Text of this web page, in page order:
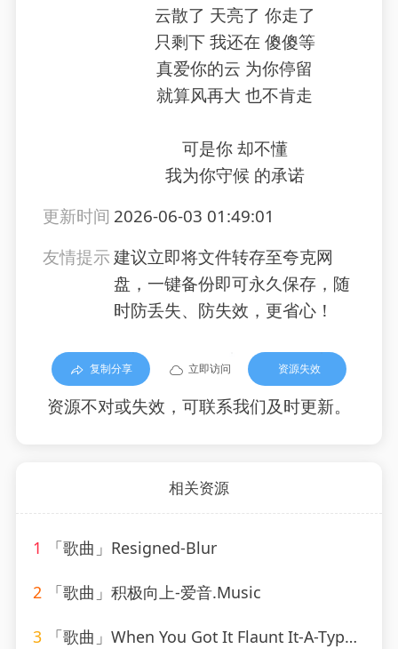
云散了 天亮了 你走了
只剩下 我还在 傻傻等
真爱你的云 为你停留
就算风再大 也不肯走
可是你 却不懂
我为你守候 的承诺
更新时间 2026-06-03 01:49:01
友情提示建议立即将文件转存至夸克网
盘，一键备份即可永久保存，随
时防丢失、防失效，更省心！
复制分享 立即访问 资源失效
资源不对或失效，可联系我们及时更新。
相关资源
1 「歌曲」Resigned-Blur
2 「歌曲」积极向上-爱音.Music
3 「歌曲」When You Got It Flaunt It-A-Type Player